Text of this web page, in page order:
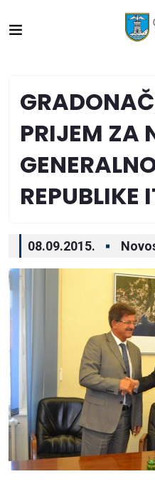
PRIJEM ZA
REPUBLIKE
08.09.2015.